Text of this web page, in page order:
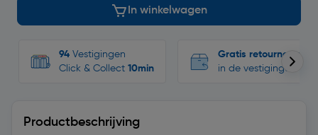
In winkelwagen
94 Vestigingen
Click & Collect 10min
Gratis retourneren
in de vestigingen
Productbeschrijving